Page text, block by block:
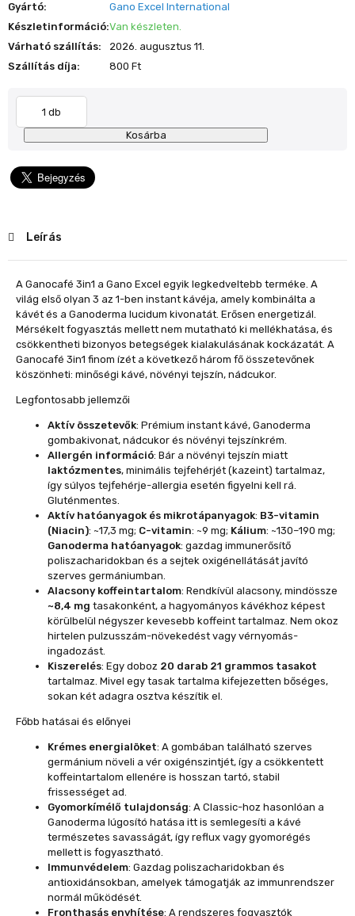
Gyártó:
Gano Excel International
Készletinformáció:Van készleten.
Várható szállítás:
2026. augusztus 11.
Szállítás díja:
800 Ft
Kosárba
Leírás
A Ganocafé 3in1 a Gano Excel egyik legkedveltebb terméke. A
világ első olyan 3 az 1-ben instant kávéja, amely kombinálta a
kávét és a Ganoderma lucidum kivonatát. Erősen energetizál.
Mérsékelt fogyasztás mellett nem mutatható ki mellékhatása, és
csökkentheti bizonyos betegségek kialakulásának kockázatát. A
Ganocafé 3in1 finom ízét a következő három fő összetevőnek
köszönheti: minőségi kávé, növényi tejszín, nádcukor.
Legfontosabb jellemzői
Aktív összetevők: Prémium instant kávé, Ganoderma
gombakivonat, nádcukor és növényi tejszínkrém.
Allergén információ: Bár a növényi tejszín miatt
laktózmentes, minimális tejfehérjét (kazeint) tartalmaz,
így súlyos tejfehérje-allergia esetén figyelni kell rá.
Gluténmentes.
Aktív hatóanyagok és mikrotápanyagok: B3-vitamin
(Niacin): ~17,3 mg; C-vitamin: ~9 mg; Kálium: ~130–190 mg;
Ganoderma hatóanyagok: gazdag immunerősítő
poliszacharidokban és a sejtek oxigénellátását javító
szerves germániumban.
Alacsony koffeintartalom: Rendkívül alacsony, mindössze
~8,4 mg tasakonként, a hagyományos kávékhoz képest
körülbelül négyszer kevesebb koffeint tartalmaz. Nem okoz
hirtelen pulzusszám-növekedést vagy vérnyomás-
ingadozást.
Kiszerelés: Egy doboz 20 darab 21 grammos tasakot
tartalmaz. Mivel egy tasak tartalma kifejezetten bőséges,
sokan két adagra osztva készítik el.
Főbb hatásai és előnyei
Krémes energialöket: A gombában található szerves
germánium növeli a vér oxigénszintjét, így a csökkentett
koffeintartalom ellenére is hosszan tartó, stabil
frissességet ad.
Gyomorkímélő tulajdonság: A Classic-hoz hasonlóan a
Ganoderma lúgosító hatása itt is semlegesíti a kávé
természetes savasságát, így reflux vagy gyomorégés
mellett is fogyasztható.
Immunvédelem: Gazdag poliszacharidokban és
antioxidánsokban, amelyek támogatják az immunrendszer
normál működését.
Fronthasás enyhítése: A rendszeres fogyasztók